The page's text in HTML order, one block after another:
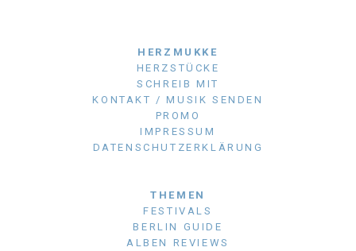
HERZMUKKE
HERZSTÜCKE
SCHREIB MIT
KONTAKT / MUSIK SENDEN
PROMO
IMPRESSUM
DATENSCHUTZERKLÄRUNG
THEMEN
FESTIVALS
BERLIN GUIDE
ALBEN REVIEWS